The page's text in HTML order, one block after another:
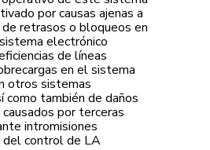
por causas ajenas a
retrasos o bloqueos en
electrónico
de líneas
en el sistema
otros sistemas
como también de daños
por terceras
intromisiones
del control de LA